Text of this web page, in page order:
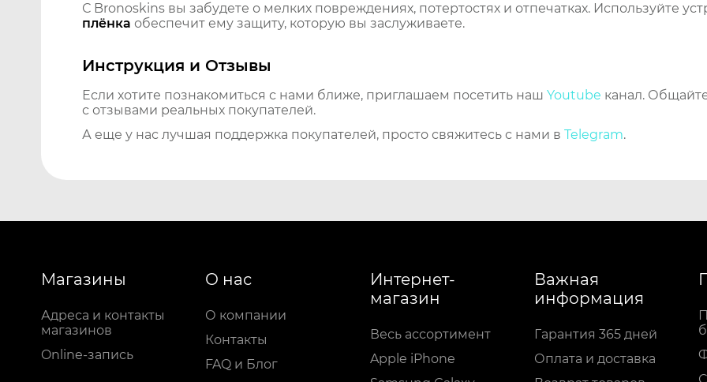
С Bronoskins вы забудете о мелких повреждениях, потертостях и отпечатках. Используйте
плёнка обеспечит ему защиту, которую вы заслуживаете.
Инструкция и Отзывы
Если хотите познакомиться с нами ближе, приглашаем посетить наш Youtube канал.
с отзывами реальных покупателей.
А еще у нас лучшая поддержка покупателей, просто свяжитесь с нами в Telegram.
Магазины
Адреса и контакты
магазинов
Online-запись
О нас
О компании
Контакты
FAQ и Блог
Интернет-
магазин
Весь ассортимент
Apple iPhone
Важная
информация
Гарантия 365 дней
Оплата и доставка